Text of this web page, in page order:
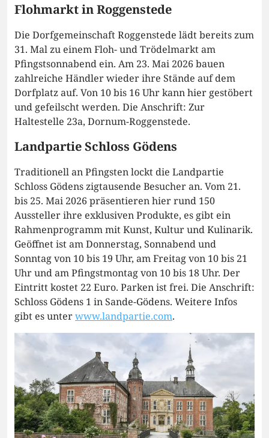
Flohmarkt in Roggenstede
Die Dorfgemeinschaft Roggenstede lädt bereits zum
31. Mal zu einem Floh- und Trödelmarkt am
Pfingstsonnabend ein. Am 23. Mai 2026 bauen
zahlreiche Händler wieder ihre Stände auf dem
Dorfplatz auf. Von 10 bis 16 Uhr kann hier gestöbert
und gefeilscht werden. Die Anschrift: Zur
Haltestelle 23a, Dornum-Roggenstede.
Landpartie Schloss Gödens
Traditionell an Pfingsten lockt die Landpartie
Schloss Gödens zigtausende Besucher an. Vom 21.
bis 25. Mai 2026 präsentieren hier rund 150
Aussteller ihre exklusiven Produkte, es gibt ein
Rahmenprogramm mit Kunst, Kultur und Kulinarik.
Geöffnet ist am Donnerstag, Sonnabend und
Sonntag von 10 bis 19 Uhr, am Freitag von 10 bis 21
Uhr und am Pfingstmontag von 10 bis 18 Uhr. Der
Eintritt kostet 22 Euro. Parken ist frei. Die Anschrift:
Schloss Gödens 1 in Sande-Gödens. Weitere Infos
gibt es unterwww.landpartie.com.